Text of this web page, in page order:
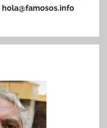
hola@famosos.info